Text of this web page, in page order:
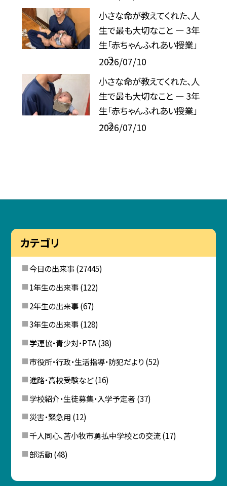
小さな命が教えてくれた、人
生で最も大切なこと ― 3年
生「赤ちゃんふれあい授業」
―３
2026/07/10
小さな命が教えてくれた、人
生で最も大切なこと ― 3年
生「赤ちゃんふれあい授業」
―２
2026/07/10
カテゴリ
今日の出来事(27445)
1年生の出来事(122)
2年生の出来事(67)
3年生の出来事(128)
学運協・青少対・PTA(38)
市役所・行政・生活指導・防犯だより (52)
進路・高校受験など(16)
学校紹介・生徒募集・入学予定者(37)
災害・緊急用 (12)
千人同心、苫小牧市勇払中学校との交流(17)
部活動(48)